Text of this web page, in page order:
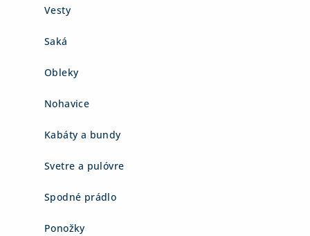
Vesty
Saká
Obleky
Nohavice
Kabáty a bundy
Svetre a pulóvre
Spodné prádlo
Ponožky